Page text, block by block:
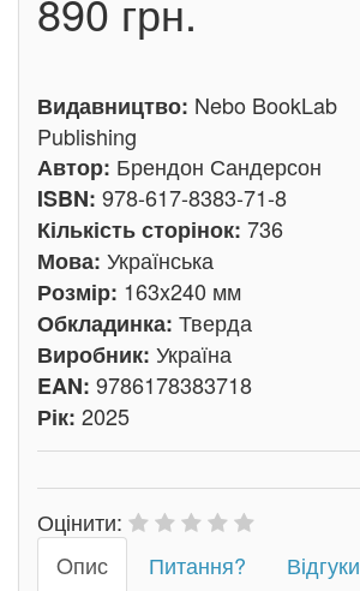
890 грн.
Видавництво: Nebo BookLab
Publishing
Автор: Брендон Сандерсон
ISBN: 978-617-8383-71-8
Кількість сторінок: 736
Мова: Українська
Розмір: 163x240 мм
Обкладинка: Тверда
Виробник: Україна
EAN: 9786178383718
Рік: 2025
Оцінити:
Oпис
Питання?
Відгуки